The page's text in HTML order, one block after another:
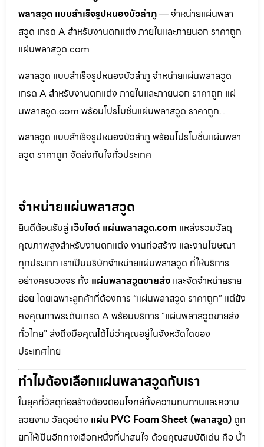
พลาสวูด แบบสำเร็จรูปหนองบัวลำภู— จำหน่ายแผ่นพลา
สวูด เกรด A สำหรับงานตกแต่ง ภายในและภายนอก ราคาถูก
แผ่นพลาสวูด.com
พลาสวูด แบบสำเร็จรูปหนองบัวลำภู จำหน่ายแผ่นพลาสวูด
เกรด A สำหรับงานตกแต่ง ภายในและภายนอก ราคาถูก แผ่
นพลาสวูด.com พร้อมโปรโมชั่นแผ่นพลาสวูด ราคาถูก…
พลาสวูด แบบสำเร็จรูปหนองบัวลำภู พร้อมโปรโมชั่นแผ่นพลา
สวูด ราคาถูก จัดส่งทันใจทั่วประเทศ
จำหน่ายแผ่นพลาสวูด
ยินดีต้อนรับสู่ เว็บไซต์ แผ่นพลาสวูด.com แหล่งรวมวัสดุ
คุณภาพสูงสำหรับงานตกแต่ง งานก่อสร้าง และงานโฆษณา
ทุกประเภท เราเป็นบริษัทจำหน่ายแผ่นพลาสวูด ที่ให้บริการ
อย่างครบวงจร ทั้ง แผ่นพลาสวูดขายส่ง และจัดจำหน่ายราย
ย่อย โดยเฉพาะลูกค้าที่ต้องการ “แผ่นพลาสวูด ราคาถูก” แต่ยัง
คงคุณภาพระดับเกรด A พร้อมบริการ “แผ่นพลาสวูดขายส่ง
ทั่วไทย” ส่งถึงมือคุณได้ไม่ว่าคุณอยู่ในจังหวัดใดของ
ประเทศไทย
ทำไมต้องเลือกแผ่นพลาสวูดกับเรา
ในยุคที่วัสดุก่อสร้างต้องตอบโจทย์ทั้งความทนทานและความ
สวยงาม วัสดุอย่าง แผ่น PVC Foam Sheet (พลาสวูด) ถูก
ยกให้เป็นอีกทางเลือกหนึ่งที่น่าสนใจ ด้วยคุณสมบัติเด่น คือ น้ำ